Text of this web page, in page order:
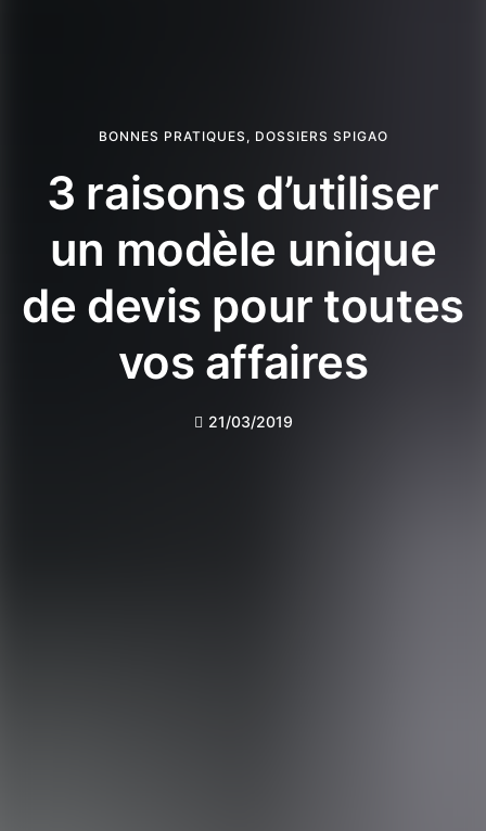
BONNES PRATIQUES , DOSSIERS SPIGAO
3 raisons d’utiliser
un modèle unique
de devis pour toutes
vos affaires
21/03/2019